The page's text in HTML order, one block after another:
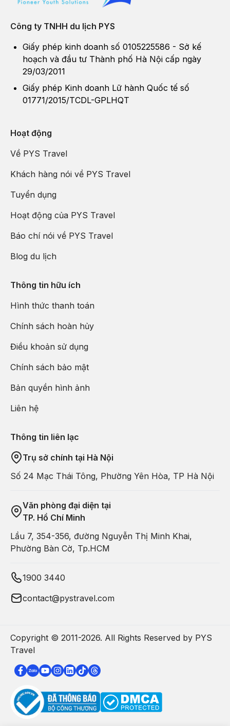
Công ty TNHH du lịch PYS
Giấy phép kinh doanh số 0105225586 - Sở kế
hoạch và đầu tư Thành phố Hà Nội cấp ngày
29/03/2011
Giấy phép Kinh doanh Lữ hành Quốc tế số
01771/2015/TCDL-GPLHQT
Hoạt động
Về PYS Travel
Khách hàng nói về PYS Travel
Tuyển dụng
Hoạt động của PYS Travel
Báo chí nói về PYS Travel
Blog du lịch
Thông tin hữu ích
Hình thức thanh toán
Chính sách hoàn hủy
Điều khoản sử dụng
Chính sách bảo mật
Bản quyền hình ảnh
Liên hệ
Thông tin liên lạc
Trụ sở chính tại Hà Nội
Số 24 Mạc Thái Tông, Phường Yên Hòa, TP Hà Nội
Văn phòng đại diện tại
TP. Hồ Chí Minh
Lầu 7, 354-356, đường Nguyễn Thị Minh Khai,
Phường Bàn Cờ, Tp.HCM
1900 3440
contact@pystravel.com
Copyright © 2011-2026. All Rights Reserved by PYS
Travel